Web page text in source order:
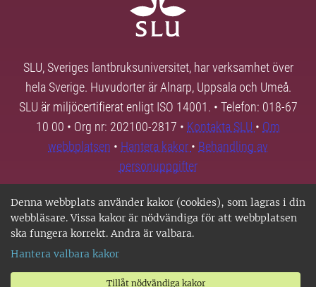
Denna webbplats använder kakor (cookies), som lagras i din
webbläsare. Vissa kakor är nödvändiga för att webbplatsen
ska fungera korrekt. Andra är valbara.
Hantera valbara kakor
Tillåt nödvändiga kakor
SLU, Sveriges lantbruksuniversitet, har verksamhet över
hela Sverige. Huvudorter är Alnarp, Uppsala och Umeå.
SLU är miljöcertifierat enligt ISO 14001. • Telefon: 018-67
10 00 • Org nr: 202100-2817 • Kontakta SLU • Om
webbplatsen • Hantera kakor • Behandling av
personuppgifter